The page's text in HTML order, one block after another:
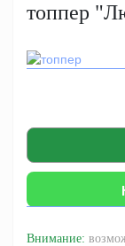
топпер
Внимание: